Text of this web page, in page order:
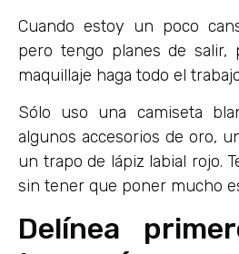
Cuando estoy un poco
pero tengo planes de salir,
maquillaje haga todo el
Sólo uso una camiseta
algunos accesorios de oro,
un trapo de lápiz labial rojo.
sin tener que poner mucho
Delínea